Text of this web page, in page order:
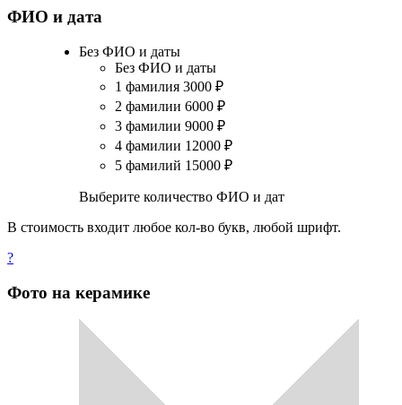
ФИО и дата
Без ФИО и даты
Без ФИО и даты
1 фамилия 3000 ₽
2 фамилии 6000 ₽
3 фамилии 9000 ₽
4 фамилии 12000 ₽
5 фамилий 15000 ₽
Выберите количество ФИО и дат
В стоимость входит любое кол-во букв, любой шрифт.
?
Фото на керамике